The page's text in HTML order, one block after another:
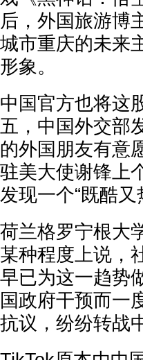
后，外国旅游博
城市重庆的未来
形象。
中国官方也将这
五，中国外交部
的外国朋友有意
驻美大使谢锋上
发现一个“既酷又
荷兰格罗宁根大
某种程度上说，
早已为这一趋势
国政府干预而一
抗议，纷纷转战